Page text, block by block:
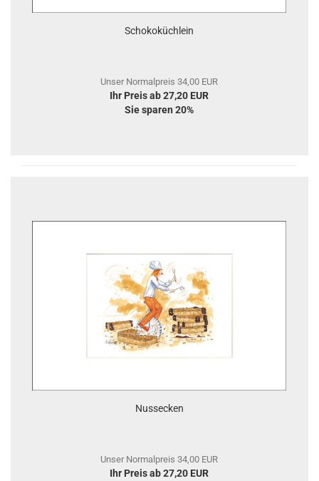
Schokoküchlein
Unser Normalpreis 34,00 EUR
Ihr Preis ab 27,20 EUR
Sie sparen 20%
Nussecken
Unser Normalpreis 34,00 EUR
Ihr Preis ab 27,20 EUR